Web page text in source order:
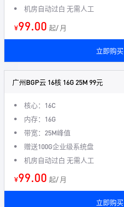
机房自动过白 无需人工
¥99.00 起/ 月
立即购买
广州BGP云 16核 16G 25M 99元
核心：16C
内存：16G
带宽：25M峰值
赠送100G企业级系统盘
机房自动过白 无需人工
¥99.00 起/ 月
立即购买